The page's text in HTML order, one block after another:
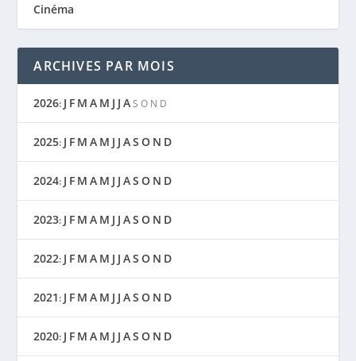
Cinéma
ARCHIVES PAR MOIS
2026: J F M A M J J A S O N D
2025: J F M A M J J AS O N D
2024: J F M A M J J AS O N D
2023: J F M A M J J AS O N D
2022: J F M A M J J AS O N D
2021: J F M A M J J AS O N D
2020: J F M A M J J AS O N D